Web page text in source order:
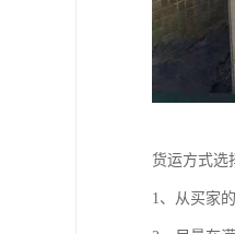
货运方式选
1、从买家